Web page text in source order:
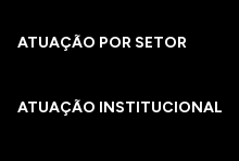
ATUAÇÃO POR SETOR
ATUAÇÃO INSTITUCIONAL